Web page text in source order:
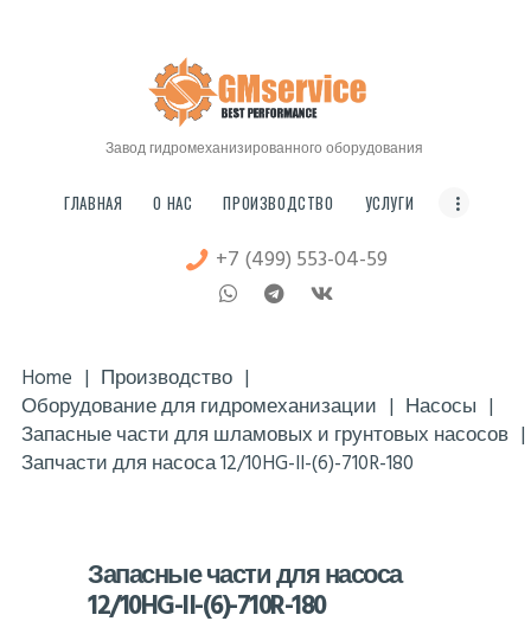
Завод гидромеханизированного оборудования
ГЛАВНАЯ О НАС ПРОИЗВОДСТВО УСЛУГИ
+7 (499) 553-04-59
Home
Производство
Оборудование для гидромеханизации
Насосы
Запасные части для шламовых и грунтовых насосов
Запчасти для насоса 12/10HG-II-(6)-710R-180
Мосгидромех
ЗАВОД ГИДРОМЕХАНИЗИРОВАННОГО ОБОРУДОВАНИЯ
ПРОИЗВОДСТВО
УСЛУГИ
ЦЕНЫ
Запасные части для насоса
12/10HG-II-(6)-710R-180